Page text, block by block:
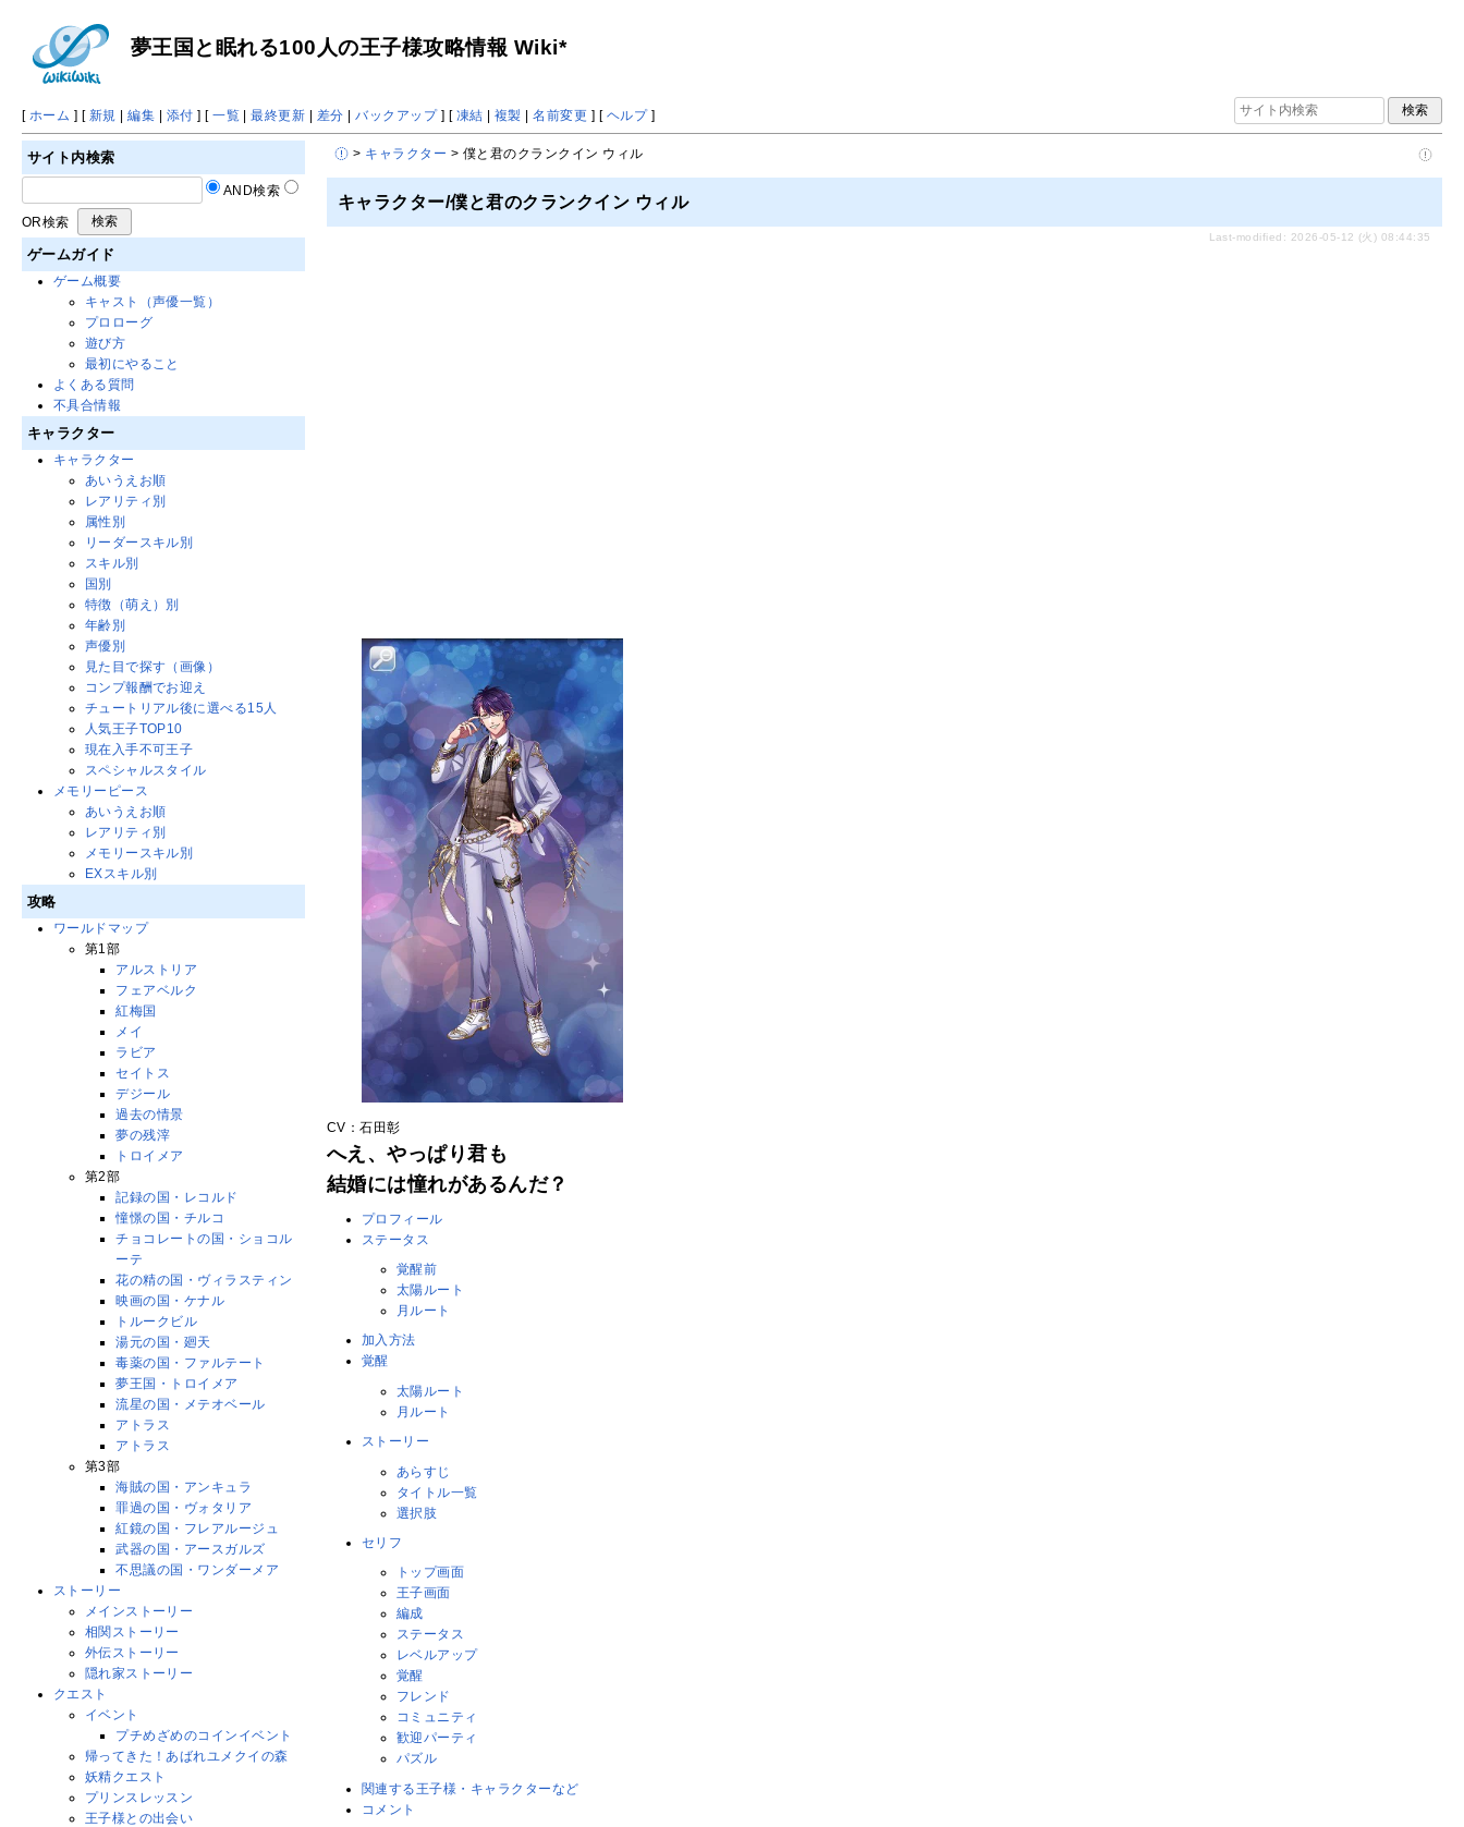
夢王国と眠れる100人の王子様攻略情報 Wiki*
[ ホーム ] [ 新規 |編集 | 添付 ] [一覧 |最終更新 | 差分 |バックアップ] [ 凍結 | 複製 |名前変更 ] [ ヘルプ]
> キャラクター > 僕と君のクランクイン ウィル
キャラクター/僕と君のクランクイン ウィル
Last-modified: 2026-05-12 (火) 08:44:35
CV：石田彰
へえ、やっぱり君も
結婚には憧れがあるんだ？
プロフィール
ステータス
覚醒前
太陽ルート
月ルート
加入方法
覚醒
太陽ルート
月ルート
ストーリー
あらすじ
タイトル一覧
選択肢
セリフ
トップ画面
王子画面
編成
ステータス
レベルアップ
覚醒
フレンド
コミュニティ
歓迎パーティ
パズル
関連する王子様・キャラクターなど
コメント
サイト内検索
AND検索
OR検索
ゲームガイド
ゲーム概要
キャスト（声優一覧）
プロローグ
遊び方
最初にやること
よくある質問
不具合情報
キャラクター
キャラクター
あいうえお順
レアリティ別
属性別
リーダースキル別
スキル別
国別
特徴（萌え）別
年齢別
声優別
見た目で探す（画像）
コンプ報酬でお迎え
チュートリアル後に選べる15人
人気王子TOP10
現在入手不可王子
スペシャルスタイル
メモリーピース
あいうえお順
レアリティ別
メモリースキル別
EXスキル別
攻略
ワールドマップ
第1部
アルストリア
フェアベルク
紅梅国
メイ
ラビア
セイトス
デジール
過去の情景
夢の残滓
トロイメア
第2部
記録の国・レコルド
憧憬の国・チルコ
チョコレートの国・ショコル
ーテ
花の精の国・ヴィラスティン
映画の国・ケナル
トルークビル
湯元の国・廻天
毒薬の国・ファルテート
夢王国・トロイメア
流星の国・メテオベール
アトラス
アトラス
第3部
海賊の国・アンキュラ
罪過の国・ヴォタリア
紅鏡の国・フレアルージュ
武器の国・アースガルズ
不思議の国・ワンダーメア
ストーリー
メインストーリー
相関ストーリー
外伝ストーリー
隠れ家ストーリー
クエスト
イベント
プチめざめのコインイベント
帰ってきた！あばれユメクイの森
妖精クエスト
プリンスレッスン
王子様との出会い